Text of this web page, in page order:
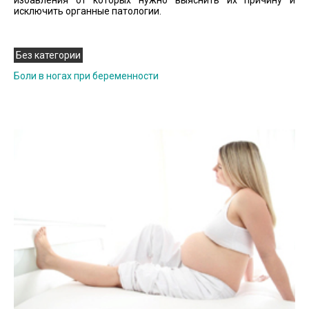
исключить органные патологии.
Без категории
Боли в ногах при беременности